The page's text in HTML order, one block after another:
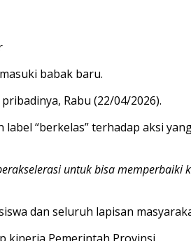
babak baru.
Rabu (22/04/2026).
“berkelas” terhadap aksi
untuk bisa memperbaiki
dan seluruh lapisan